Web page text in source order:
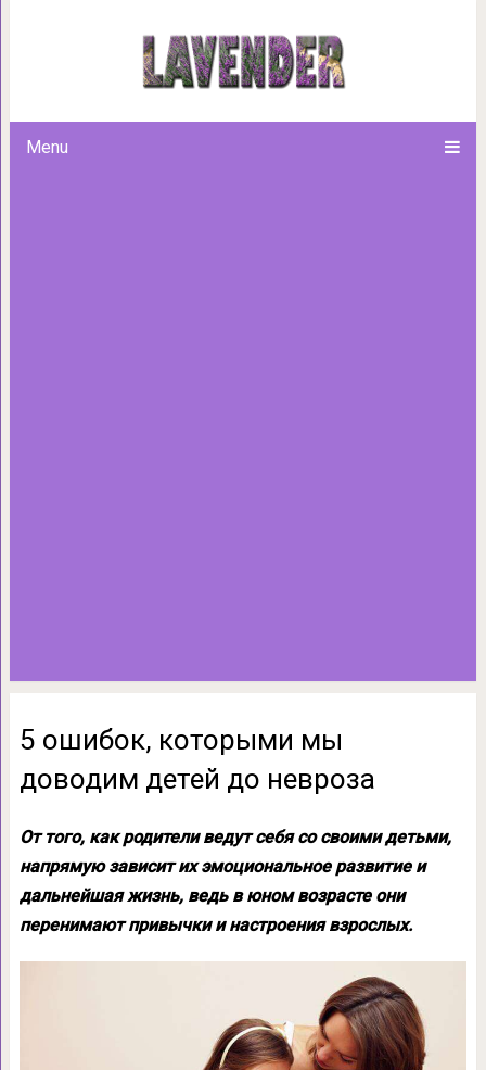
Menu
5 ошибок, которыми мы
5 ошибок, которыми мы
доводим детей до невроза
От того, как родители ведут себя со своими детьми,
напрямую зависит их эмоциональное развитие и
дальнейшая жизнь, ведь в юном возрасте они
перенимают привычки и настроения взрослых.